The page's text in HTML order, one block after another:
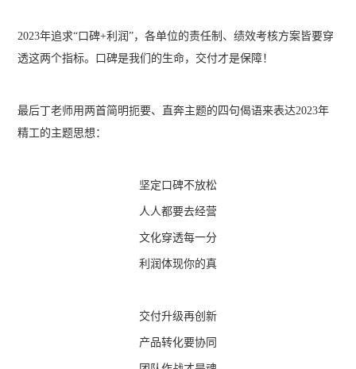
2023年追求“口碑+利润”，各单位的责任制、绩效考核方案皆要穿
透这两个指标。口碑是我们的生命，交付才是保障！
最后丁老师用两首简明扼要、直奔主题的四句偈语来表达2023年
精工的主题思想：
坚定口碑不放松
人人都要去经营
文化穿透每一分
利润体现你的真
交付升级再创新
产品转化要协同